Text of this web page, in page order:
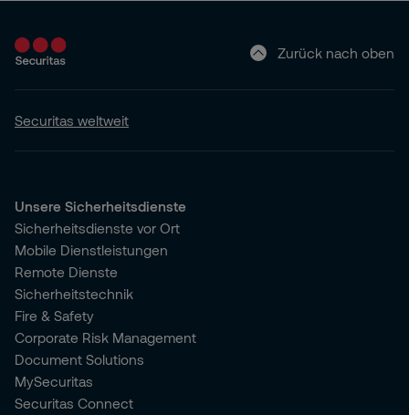
Zurück nach oben
Securitas weltweit
Unsere Sicherheitsdienste
Sicherheitsdienste vor Ort
Mobile Dienstleistungen
Remote Dienste
Sicherheitstechnik
Fire & Safety
Corporate Risk Management
Document Solutions
MySecuritas
Securitas Connect